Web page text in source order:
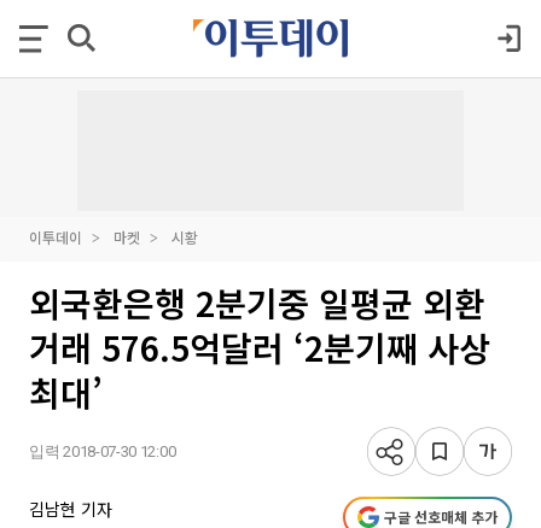
이투데이 마켓 시황
외국환은행 2분기중 일평균 외환
거래 576.5억달러 ‘2분기째 사상
최대’
입력 2018-07-30 12:00
김남현 기자 구글 선호매체 추가